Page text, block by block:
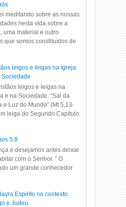
meditando sobre as nossas
nesta vida sobre a
uma material e outro
que somos constituídos de
leigos e leigas na Igreja
Sociedade
leigos e leigas na
e na Sociedade: “Sal da
e Luz do Mundo” (Mt 5,13-
leiga do Segundo Capítulo
5,8
e desejamos antes deixar
com o Senhor. ” O
um grande conhecedor
Espirito no contexto
e Judeu